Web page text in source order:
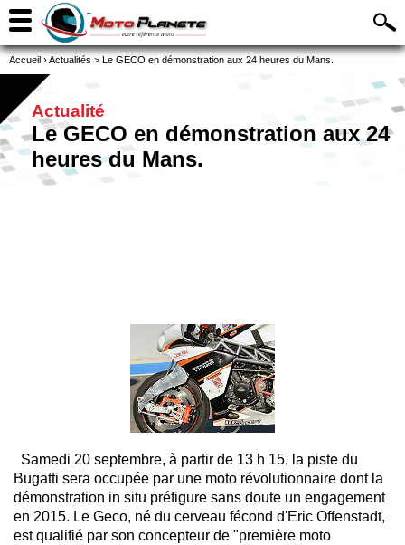
Accueil ›Actualités > Le GECO en démonstration aux 24 heures du Mans.
Actualité
Le GECO en démonstration aux 24
heures du Mans.
Samedi 20 septembre, à partir de 13 h 15, la piste du
Bugatti sera occupée par une moto révolutionnaire dont la
démonstration in situ préfigure sans doute un engagement
en 2015. Le Geco, né du cerveau fécond d'Eric Offenstadt,
est qualifié par son concepteur de "première moto